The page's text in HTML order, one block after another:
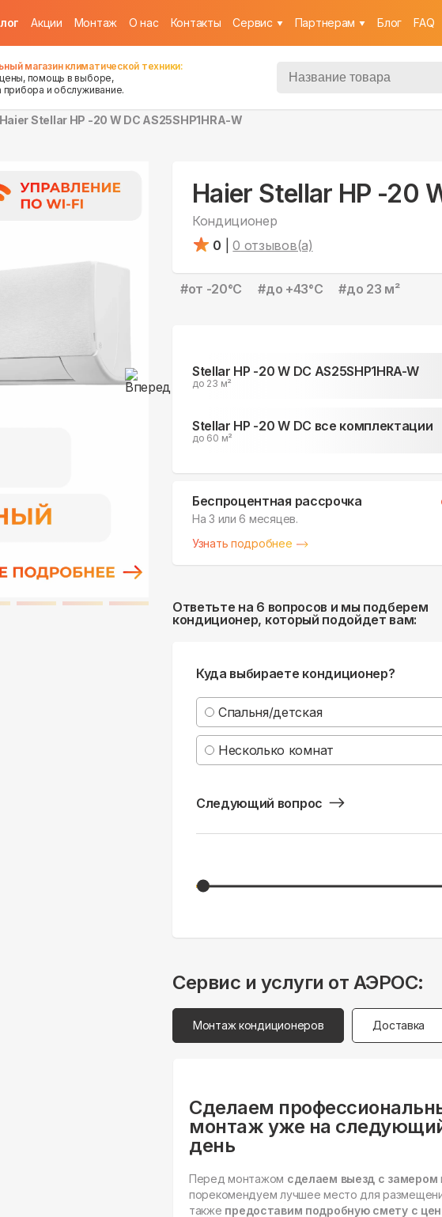
Акции Монтаж О нас Контакты Cервис Партнерам Блог FAQ
магазин климатической техники:
помощь в выборе,
прибора и обслуживание.
Haier Stellar HP -20 W DC AS25SHP1HRA-W
Haier Stellar HP -20
Кондиционер
0
0 отзывов(а)
#от -20°С #до +43°С #до 23 м²
Stellar HP -20 W DC AS25SHP1HRA-W
до 23 м²
Stellar HP -20 W DC все комплектации
до 60 м²
Беспроцентная рассрочка
На 3 или 6 месяцев.
Узнать подробнее
Ответьте на 6 вопросов и мы подберем
кондиционер, который подойдет вам:
Куда выбираете кондиционер?
Спальня/детская
Несколько комнат
Следующий вопрос
Сервис и услуги от АЭРОС:
Монтаж кондиционеров Доставка
Сделаем
монтаж уже на
день
Перед монтажом сделаем выезд с замером
порекомендуем лучшее место для
также предоставим подробную смету с